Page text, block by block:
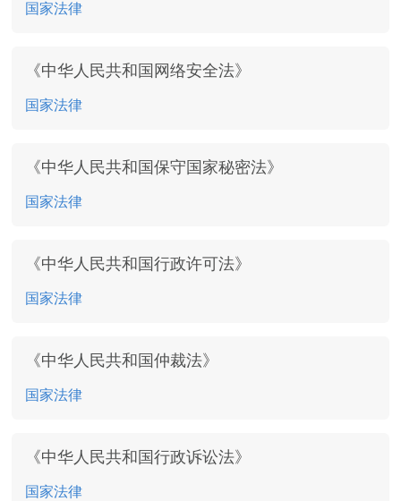
国家法律
《中华人民共和国网络安全法》
国家法律
《中华人民共和国保守国家秘密法》
国家法律
《中华人民共和国行政许可法》
国家法律
《中华人民共和国仲裁法》
国家法律
《中华人民共和国行政诉讼法》
国家法律